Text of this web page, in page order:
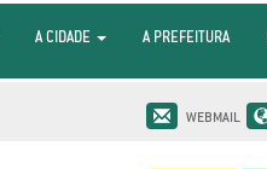
A CIDADE A PREFEITURA
WEBMAIL